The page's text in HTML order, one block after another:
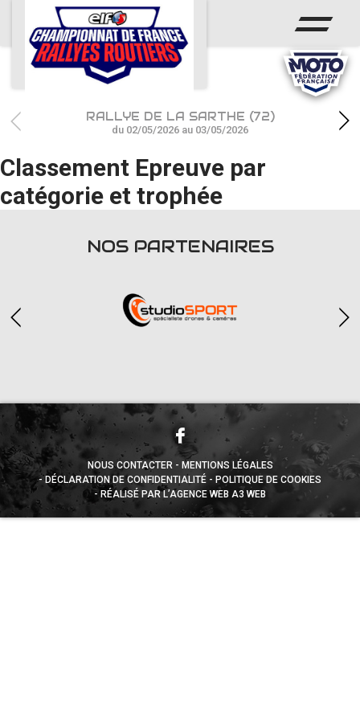
ACCUEIL
ACTUS
CALENDRIER
CHAMPIONNAT
RÉSULTATS
PHOTOS / WEB TV
PARTENAIRES
RALLYE DE LA SARTHE (72)
du 02/05/2026 au 03/05/2026
Classement Epreuve par
catégorie et trophée
NOS PARTENAIRES
NOUS CONTACTER
MENTIONS LÉGALES
DÉCLARATION DE CONFIDENTIALITÉ
POLITIQUE DE COOKIES
RÉALISÉ PAR L’AGENCE WEB A3 WEB